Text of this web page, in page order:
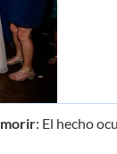
morir: El hecho